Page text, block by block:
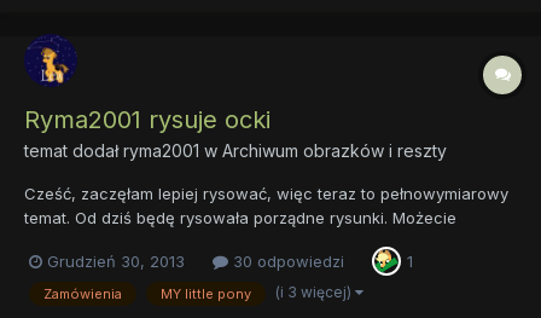
Ryma2001 rysuje ocki
temat dodałryma2001 w Archiwum obrazków i reszty
Cześć, zaczęłam lepiej rysować, więc teraz to pełnowymiarowy
temat. Od dziś będę rysowała porządne rysunki. Możecie
zamawiać u mnie rysunki kucyków, i, jeśli waszych oczu nie da
się tak łatwo wypalić, ludzi w stylu anime, lub jakimś innym, bo
właściwie nie wiem, w jakim stylu maluję. A więc tak....
Grudzień 30, 2013 30 odpowiedzi 1
Zamówienia MY little pony (i 3 więcej)